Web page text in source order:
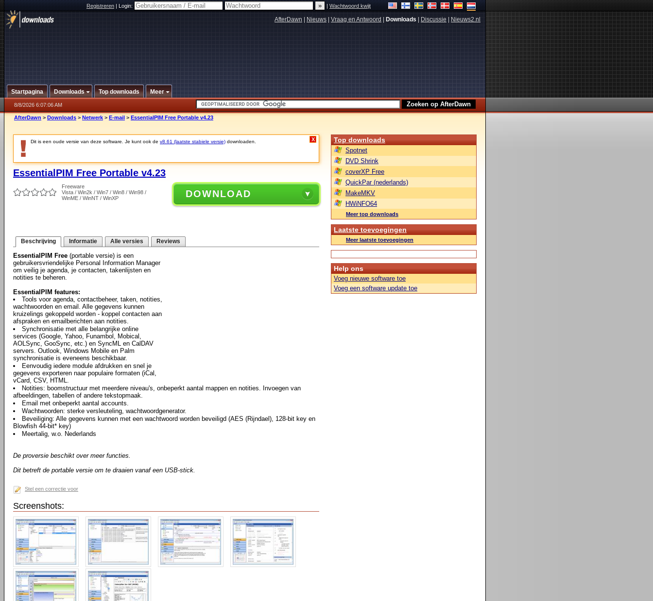
Registreren|Login: |Wachtwoord kwijt
AfterDawn Nieuws Vraag en Antwoord Downloads Discussie Nieuws2.nl
Startpagina Downloads Top downloads Meer
8/8/2026 6:07:06 AM
AfterDawn > Downloads > Netwerk > E-mail > EssentialPIM Free Portable v4.23
Dit is een oude versie van deze software. Je kunt ook de v8.61 (laatste stabiele versie) downloaden. X
EssentialPIM Free Portable v4.23
Freeware
Vista / Win2k / Win7 / Win8 / Win98 /
WinME / WinNT / WinXP
DOWNLOAD
Beschrijving Informatie Alle versies Reviews
EssentialPIM Free (portable versie) is een
gebruikersvriendelijke Personal Information Manager
om veilig je agenda, je contacten, takenlijsten en
notities te beheren.
EssentialPIM features:
Tools voor agenda, contactbeheer, taken, notities,
wachtwoorden en email. Alle gegevens kunnen
kruizelings gekoppeld worden - koppel contacten aan
afspraken en emailberichten aan notities.
Synchronisatie met alle belangrijke online
services (Google, Yahoo, Funambol, Mobical,
AOLSync, GooSync, etc.) en SyncML en CalDAV
servers. Outlook, Windows Mobile en Palm
synchronisatie is eveneens beschikbaar.
Eenvoudig iedere module afdrukken en snel je
gegevens exporteren naar populaire formaten (iCal,
vCard, CSV, HTML.
Notities: boomstructuur met meerdere niveau's, onbeperkt aantal mappen en notities. Invoegen van
afbeeldingen, tabellen of andere tekstopmaak.
Email met onbeperkt aantal accounts.
Wachtwoorden: sterke versleuteling, wachtwoordgenerator.
Beveiliging: Alle gegevens kunnen met een wachtwoord worden beveiligd (AES (Rijndael), 128-bit key en
Blowfish 44-bit* key)
Meertalig, w.o. Nederlands
De proversie beschikt over meer functies.
Dit betreft de portable versie om te draaien vanaf een USB-stick.
Stel een correctie voor
Screenshots:
Top downloads
Spotnet
DVD Shrink
coverXP Free
QuickPar (nederlands)
MakeMKV
HWiNFO64
Meer top downloads
Laatste toevoegingen
Meer laatste toevoegingen
Help ons
Voeg nieuwe software toe
Voeg een software update toe